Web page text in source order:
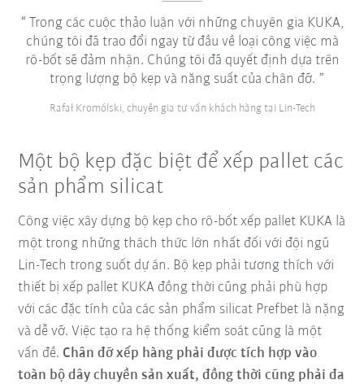
Trong các cuộc thảo luận với những chuyên gia KUKA,
chúng tôi đã trao đổi ngay từ đầu về loại công việc mà
rô-bốt sẽ đảm nhận. Chúng tôi đã quyết định dựa trên
trọng lượng bộ kẹp và năng suất của chân đỡ.
Rafał Kromólski, chuyên gia tư vấn khách hàng tại Lin-Tech
Một bộ kẹp đặc biệt để xếp pallet các
sản phẩm silicat
Công việc xây dựng bộ kẹp cho rô-bốt xếp pallet KUKA là
một trong những thách thức lớn nhất đối với đội ngũ
Lin-Tech trong suốt dự án. Bộ kẹp phải tương thích với
thiết bị xếp pallet KUKA đồng thời cũng phải phù hợp
với các đặc tính của các sản phẩm silicat Prefbet là nặng
và dễ vỡ. Việc tạo ra hệ thống kiểm soát cũng là một
vấn đề. Chân đỡ xếp hàng phải được tích hợp vào
toàn bộ dây chuyền sản xuất, đồng thời cũng phải đa